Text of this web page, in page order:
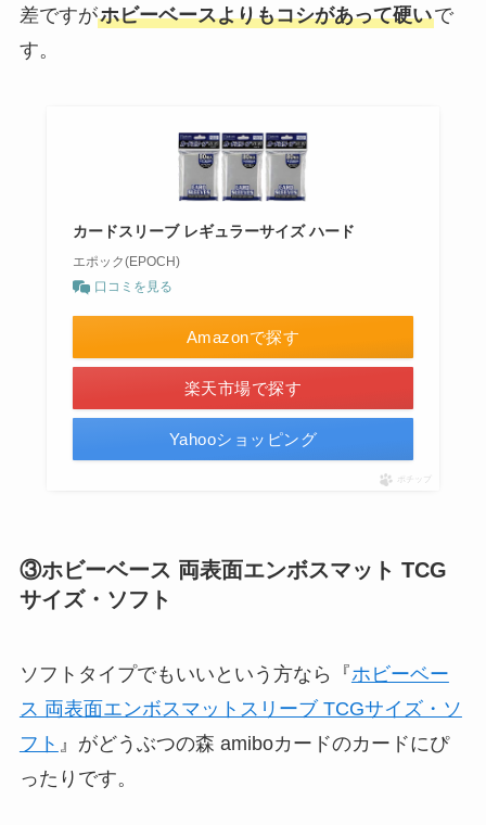
差ですがホビーベースよりもコシがあって硬いで
す。
カードスリーブ レギュラーサイズ ハード
エポック(EPOCH)
口コミを見る
Amazonで探す
楽天市場で探す
Yahooショッピング
ポチップ
③ホビーベース 両表面エンボスマット TCG
サイズ・ソフト
ソフトタイプでもいいという方なら『ホビーベー
ス 両表面エンボスマットスリーブ TCGサイズ・ソ
フト 』がどうぶつの森 amiboカードのカードにぴ
ったりです。